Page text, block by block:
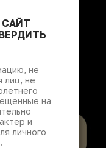
не
лиц, не
на
и
личного